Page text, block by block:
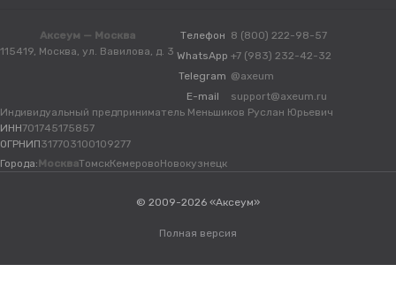
Аксеум — Москва
115419, Москва, ул. Вавилова, д. 3
Телефон 8 (800) 222-98-57
WhatsApp +7 (983) 232-42-32
Telegram @axeum
E-mail
support@axeum.ru
Индивидуальный предприниматель Меньшиков Руслан Юрьевич
ИНН701745175857
ОГРНИП317703100109277
Города: МоскваТомскКемеровоНовокузнецк
© 2009-2026 «Аксеум»
Полная версия